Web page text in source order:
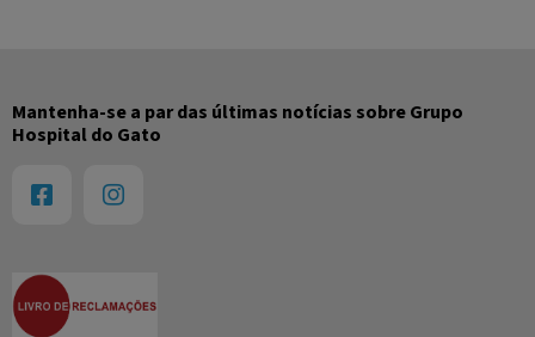
Mantenha-se a par das últimas notícias sobre Grupo
Hospital do Gato